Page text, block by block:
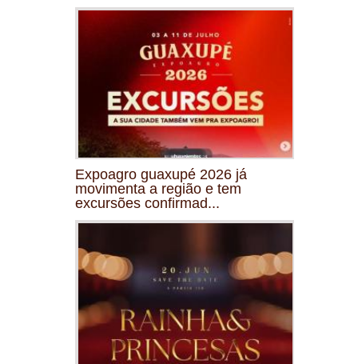
Expoagro guaxupé 2026 já
movimenta a região e tem
excursões confirmad...